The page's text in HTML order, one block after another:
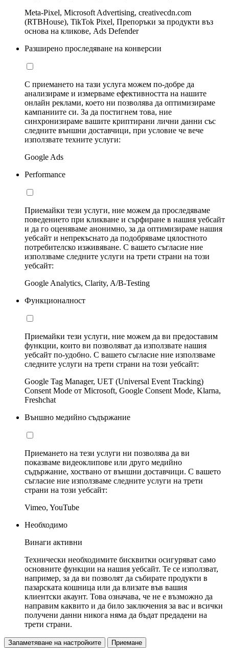
Meta-Pixel, Microsoft Advertising, creativecdn.com
(RTBHouse), TikTok Pixel, Препоръки за продукти въз
основа на кликове, Ads Defender
Разширено проследяване на конверсии
С приемането на тази услуга можем по-добре да
анализираме и измерваме ефективността на нашите
онлайн реклами, което ни позволява да оптимизираме
кампаниите си. За да постигнем това, ние
синхронизираме вашите криптирани лични данни със
следните външни доставчици, при условие че вече
използвате техните услуги:
Google Ads
Performance
Приемайки тези услуги, ние можем да проследяваме
поведението при кликване и сърфиране в нашия уебсайт
и да го оценяваме анонимно, за да оптимизираме нашия
уебсайт и непрекъснато да подобряваме цялостното
потребителско изживяване. С вашето съгласие ние
използваме следните услуги на трети страни на този
уебсайт:
Google Analytics, Clarity, A/B-Testing
Функционалност
Приемайки тези услуги, ние можем да ви предоставим
функции, които ви позволяват да използвате нашия
уебсайт по-удобно. С вашето съгласие ние използваме
следните услуги на трети страни на този уебсайт:
Google Tag Manager, UET (Universal Event Tracking)
Consent Mode от Microsoft, Google Consent Mode, Klarna,
Freshchat
Външно медийно съдържание
Приемането на тези услуги ни позволява да ви
показваме видеоклипове или друго медийно
съдържание, хоствано от външни доставчици. С вашето
съгласие ние използваме следните услуги на трети
страни на този уебсайт:
Vimeo, YouTube
Необходимо
Винаги активни
Технически необходимите бисквитки осигуряват само
основните функции на нашия уебсайт. Те се използват,
например, за да ви позволят да събирате продукти в
пазарската кошница или да влизате във вашия
клиентски акаунт. Това означава, че не е възможно да
направим каквито и да било заключения за вас и всички
получени данни никога няма да бъдат предадени на
трети страни.
Запаметяване на настройките
Приемане